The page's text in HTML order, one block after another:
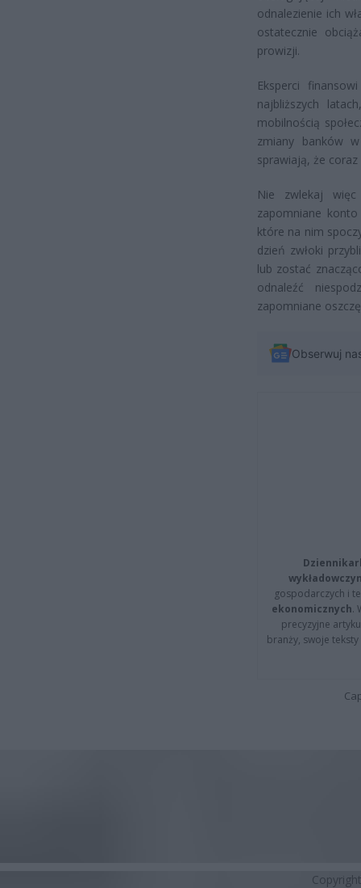
odnalezienie ich
ostatecznie
prowizji.
Eksperci
najbliższych
mobilnością
zmiany banków
sprawiają, że
Nie zwlekaj
zapomniane
które na nim
dzień zwłoki
lub zostać
odnaleźć
zapomniane
Obserwuj
gospodarczych i
ekonomicznych.
precyzyjne
branży, swoje